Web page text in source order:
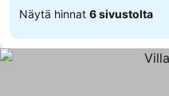
Näytä hinnat 6 sivustolta